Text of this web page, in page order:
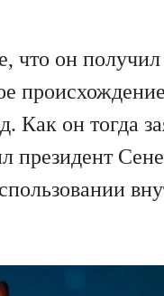
что он
Как он тогда
президент